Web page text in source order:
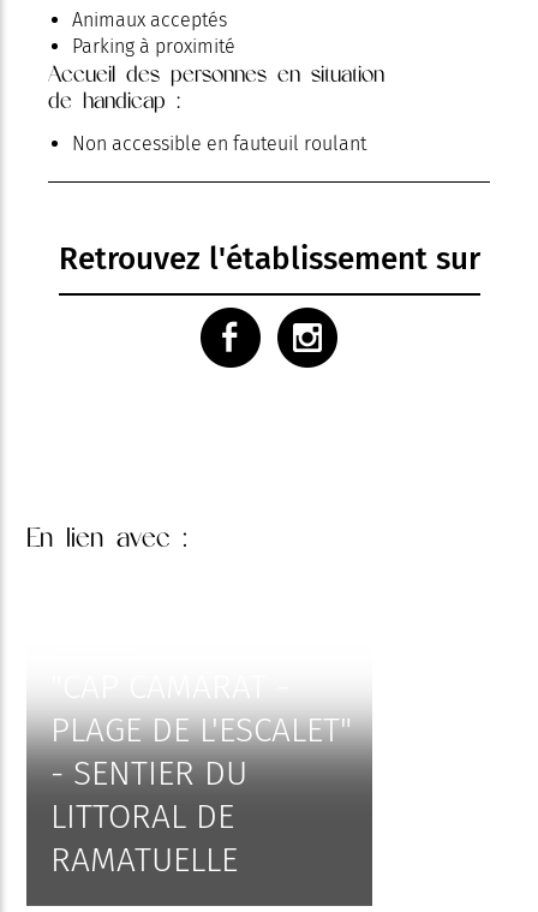
Animaux acceptés
Parking à proximité
Accueil des personnes en situation
de handicap :
Non accessible en fauteuil roulant
Retrouvez l'établissement sur
En lien avec :
PLAGE DE L'ESCALET"
- SENTIER DU
LITTORAL DE
RAMATUELLE